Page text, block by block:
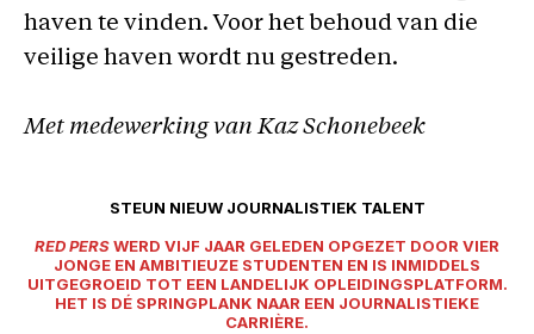
haven te vinden. Voor het behoud van die
veilige haven wordt nu gestreden.
Met medewerking van Kaz Schonebeek
STEUN NIEUW JOURNALISTIEK TALENT
RED PERSWERD VIJF JAAR GELEDEN OPGEZET DOOR VIER
JONGE EN AMBITIEUZE STUDENTEN EN IS INMIDDELS
UITGEGROEID TOT EEN LANDELIJK OPLEIDINGSPLATFORM.
HET IS DÉ SPRINGPLANK NAAR EEN JOURNALISTIEKE
CARRIÈRE.